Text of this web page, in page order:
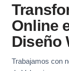
Online
Diseño
Trabajamos con